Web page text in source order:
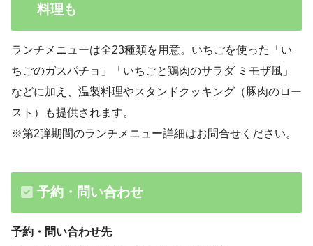
料理も
ランチメニューは全23種類を用意。いちごを使った「い
ちごのガスパチョ」「いちごと鶏肉のサラダ ミモザ風」
などに加え、温製料理やスタンドクッキング（豚肉のロー
スト）も提供されます。
※第2弾期間のランチメニュー詳細はお問合せください。
予約・問い合わせ
予約・問い合わせ先